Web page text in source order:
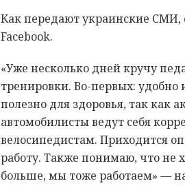
Как передают украинские СМИ,
Facebook.
«Уже несколько дней кручу
тренировки. Во-первых: удобно
полезно для здоровья, так как
автомобилисты ведут себя
велосипедистам. Приходится
работу. Также понимаю, что не
больше, мы тоже работаем» —